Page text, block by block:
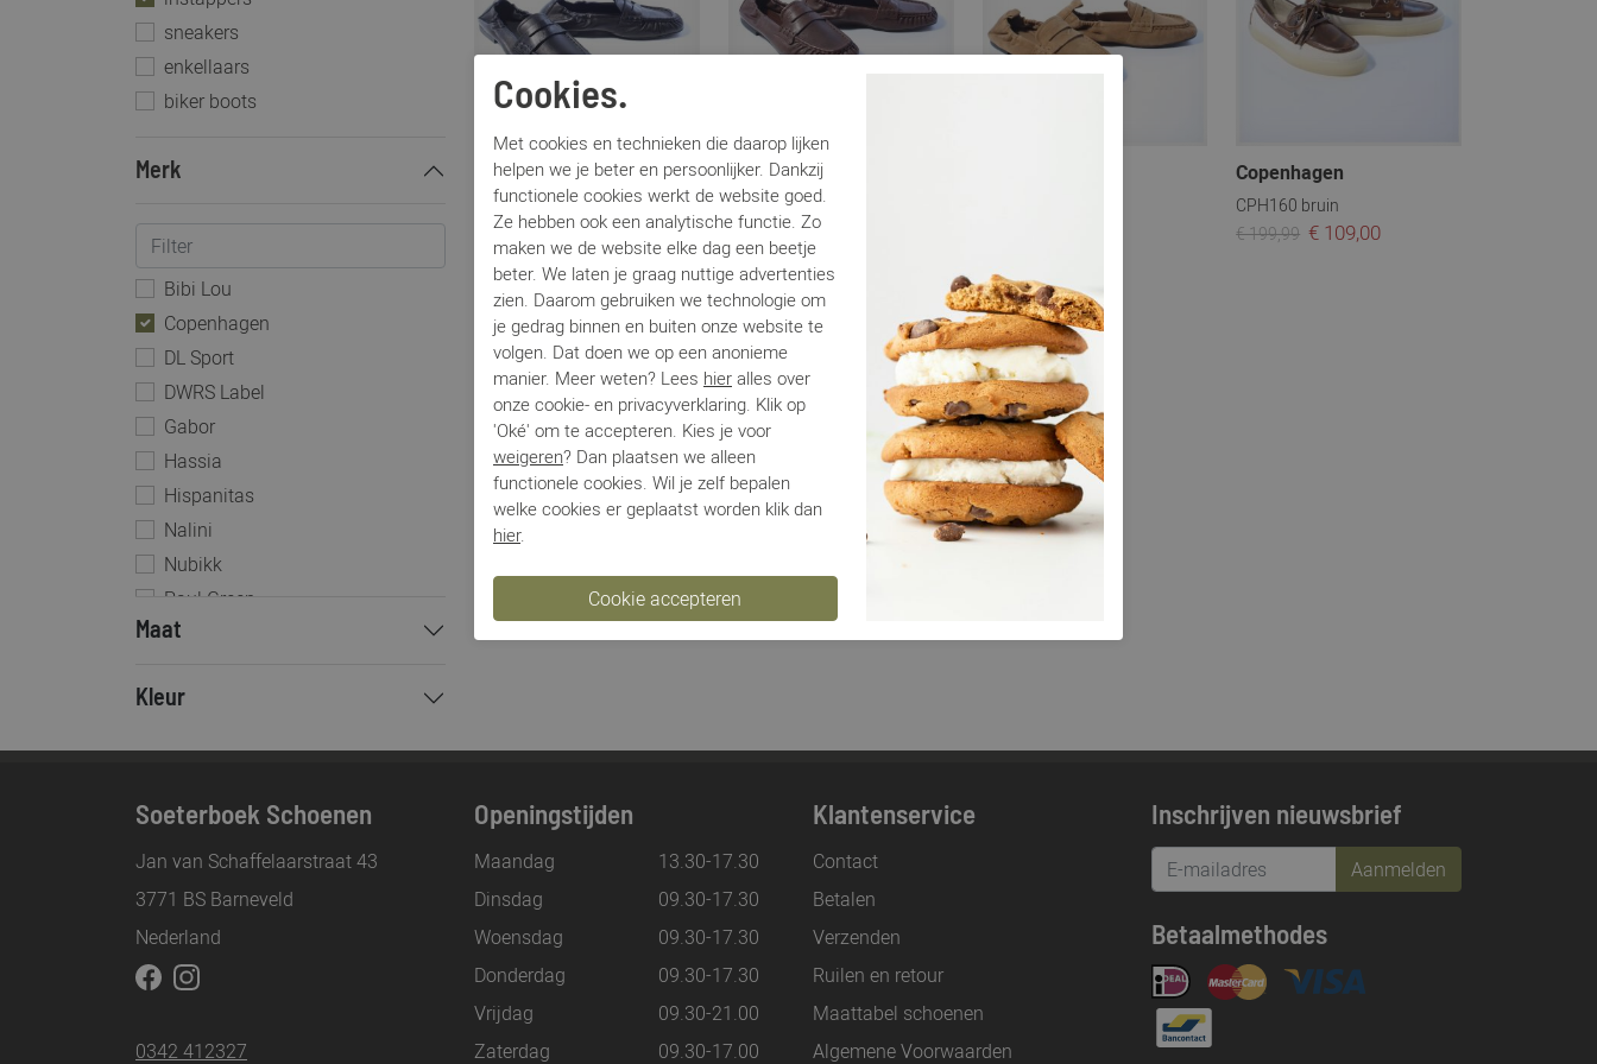
sneakers
enkellaars
biker boots
Merk
Bibi Lou
Copenhagen
DL Sport
DWRS Label
Gabor
Hassia
Hispanitas
Nalini
Nubikk
Paul Green
Pisati
Toral
Viguera
Maat
Kleur
Copenhagen
CPH885 zwart
€ 199,99
Copenhagen
CPH885 bruin
€ 199,99
Copenhagen
CPH160 bruin
€ 199,99 € 109,00
Soeterboek Schoenen
Jan van Schaffelaarstraat 43
3771 BS Barneveld
Nederland
0342 412327
Openingstijden
Maandag
13.30-17.30
Dinsdag
09.30-17.30
Woensdag
09.30-17.30
Donderdag
09.30-17.30
Vrijdag
09.30-21.00
Zaterdag
09.30-17.00
Klantenservice
Contact
Betalen
Verzenden
Ruilen en retour
Maattabel schoenen
Algemene Voorwaarden
Inschrijven nieuwsbrief
Aanmelden
Betaalmethodes
Cookies.
Met cookies en technieken die daarop lijken
helpen we je beter en persoonlijker. Dankzij
functionele cookies werkt de website goed.
Ze hebben ook een analytische functie. Zo
maken we de website elke dag een beetje
beter. We laten je graag nuttige advertenties
zien. Daarom gebruiken we technologie om
je gedrag binnen en buiten onze website te
volgen. Dat doen we op een anonieme
manier. Meer weten? Lees hier alles over
onze cookie- en privacyverklaring. Klik op
'Oké' om te accepteren. Kies je voor
weigeren? Dan plaatsen we alleen
functionele cookies. Wil je zelf bepalen
welke cookies er geplaatst worden klik dan
hier.